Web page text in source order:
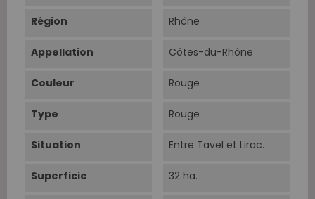
Région Rhône
Appellation Côtes-du-Rhône
Couleur Rouge
Type Rouge
Situation Entre Tavel et Lirac.
Superficie 32 ha.